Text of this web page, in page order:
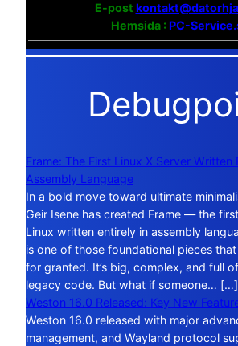
E-post
Hemsida :PC-
Frame: The First Linux X Server Written
Assembly Language
In a bold move toward ultimate
Geir Isene has created Frame — the
Linux written entirely in assembly
is one of those foundational pieces
for granted. It’s big, complex, and full
legacy code. But what if someone… […]
Weston 16.0 Released: Key New
Weston 16.0 released with major
management, and Wayland protocol